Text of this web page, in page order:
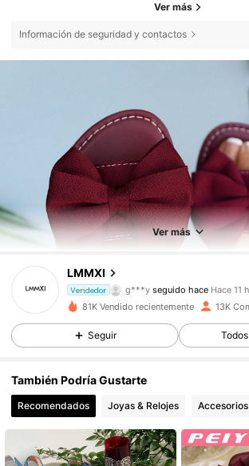
Ver más
Información de seguridad y contactos
Ver más
LMMXI
Vendedor 4***5 está navegando
4,84
6.9K Seguidores
4,84 6.9K Seguidores
4,84 6.9K Seguidores
81K Vendido recientemente 13K
Seguir
También Podría Gustarte
Recomendados Joyas & Relojes